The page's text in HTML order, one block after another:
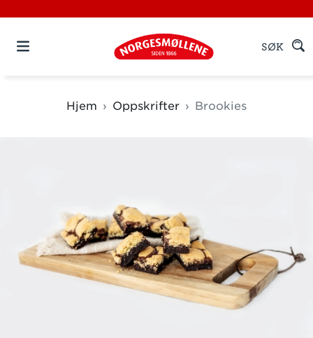
SØK
Hjem Oppskrifter Brookies